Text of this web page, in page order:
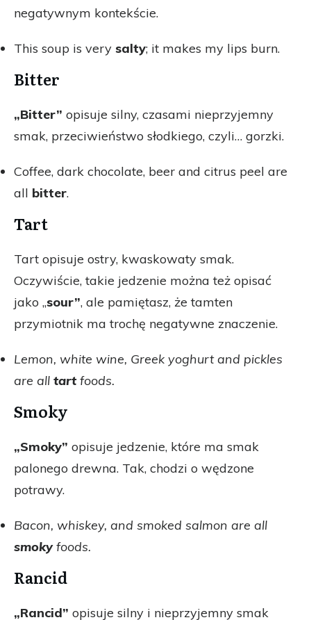
negatywnym kontekście.
This soup is very salty; it makes my lips burn.
Bitter
„Bitter” opisuje silny, czasami nieprzyjemny
smak, przeciwieństwo słodkiego, czyli… gorzki.
Coffee, dark chocolate, beer and citrus peel are
all bitter.
Tart
Tart opisuje ostry, kwaskowaty smak.
Oczywiście, takie jedzenie można też opisać
jako „sour”, ale pamiętasz, że tamten
przymiotnik ma trochę negatywne znaczenie.
Lemon, white wine, Greek yoghurt and pickles
are all tartfoods.
Smoky
„Smoky” opisuje jedzenie, które ma smak
palonego drewna. Tak, chodzi o wędzone
potrawy.
Bacon, whiskey, and smoked salmon are all
smokyfoods.
Rancid
„Rancid” opisuje silny i nieprzyjemny smak